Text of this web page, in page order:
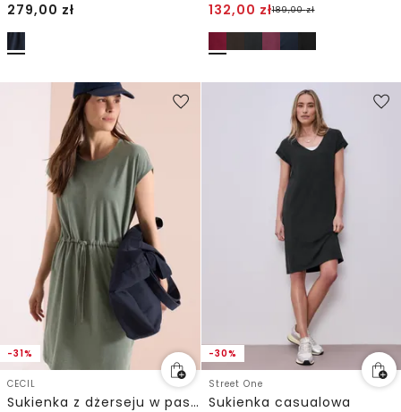
279,00 zł
132,00 zł189,00zł
-31%
CECIL
Sukienka z dżerseju w paski
-30%
Street One
Sukienka casualowa